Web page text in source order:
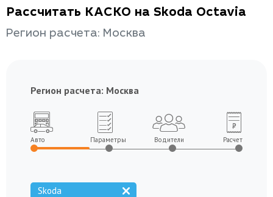
Рассчитать КАСКО на Skoda Octavia
Регион расчета: Москва
Регион расчета: Москва
Авто Параметры Водители Расчет
Skoda